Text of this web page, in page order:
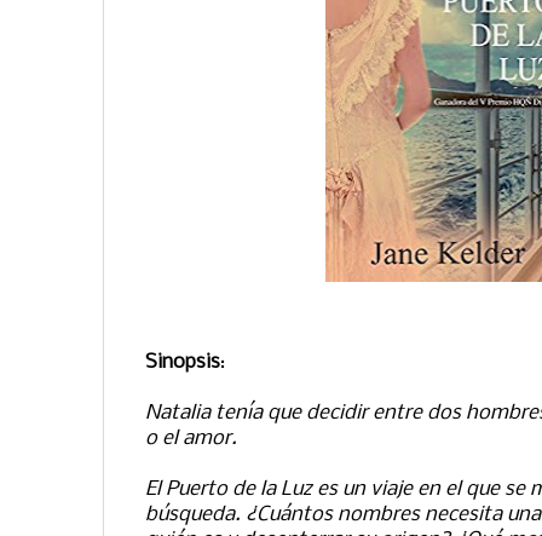
Sinopsis:
Natalia tenía que decidir entre dos
o el amor.
El Puerto de la Luz es un viaje en el que se
búsqueda. ¿Cuántos nombres necesita